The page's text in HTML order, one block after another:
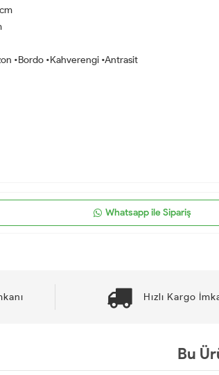
•Bordo •Kahverengi •Antrasit
Whatsapp ile Sipariş
Hızlı Kargo
Bu